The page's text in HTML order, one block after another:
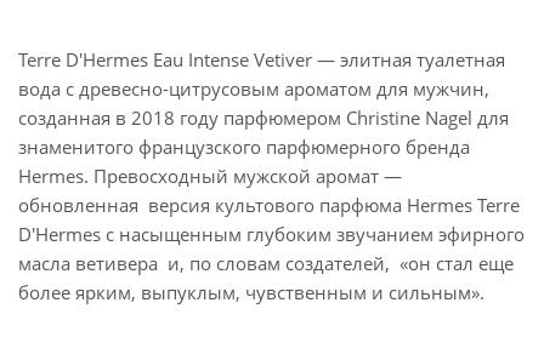
Terre D'Hermes Eau Intense Vetiver — элитная туалетная
вода с древесно-цитрусовым ароматом для мужчин,
созданная в 2018 году парфюмером Christine Nagel для
знаменитого французского парфюмерного бренда
Hermes. Превосходный мужской аромат —
обновленная версия культового парфюма Hermes Terre
D'Hermes с насыщенным глубоким звучанием эфирного
масла ветивера и, по словам создателей, «он стал еще
более ярким, выпуклым, чувственным и сильным».